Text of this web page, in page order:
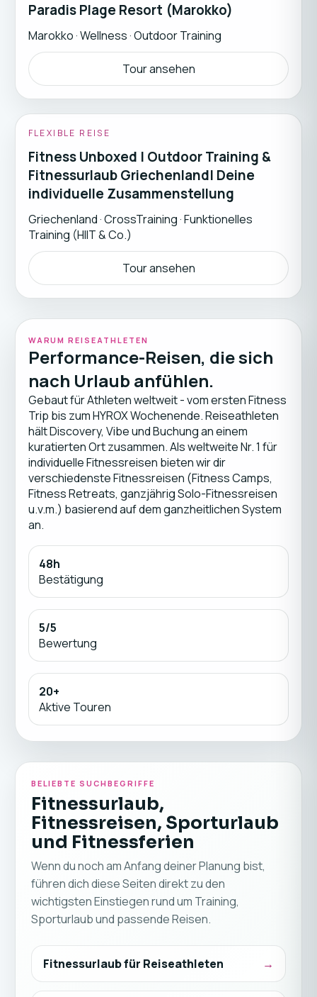
Paradis Plage Resort (Marokko)
Marokko·Wellness · Outdoor Training
Tour ansehen
FLEXIBLE REISE
Fitness Unboxed | Outdoor Training &
Fitnessurlaub Griechenland| Deine
individuelle Zusammenstellung
Griechenland·CrossTraining · Funktionelles
Training (HIIT & Co.)
Tour ansehen
WARUM REISEATHLETEN
Performance-Reisen, die sich
nach Urlaub anfühlen.
Gebaut für Athleten weltweit - vom ersten Fitness
Trip bis zum HYROX Wochenende. Reiseathleten
hält Discovery, Vibe und Buchung an einem
kuratierten Ort zusammen. Als weltweite Nr. 1 für
individuelle Fitnessreisen bieten wir dir
verschiedenste Fitnessreisen (Fitness Camps,
Fitness Retreats, ganzjährig Solo-Fitnessreisen
u.v.m.) basierend auf dem ganzheitlichen System
an.
48h
Bestätigung
5/5
Bewertung
20+
Aktive Touren
BELIEBTE SUCHBEGRIFFE
Fitnessurlaub,
Fitnessreisen, Sporturlaub
und Fitnessferien
Wenn du noch am Anfang deiner Planung bist,
führen dich diese Seiten direkt zu den
wichtigsten Einstiegen rund um Training,
Sporturlaub und passende Reisen.
Fitnessurlaub für Reiseathleten